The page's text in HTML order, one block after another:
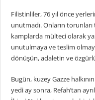
Filistinliler, 76 yıl önce
unutmadı. Onların
kamplarda mülteci olarak
unutulmaya ve teslim
dönüşün, adaletin ve
Bugün, kuzey Gazze
yedi ay sonra, Refah’tan